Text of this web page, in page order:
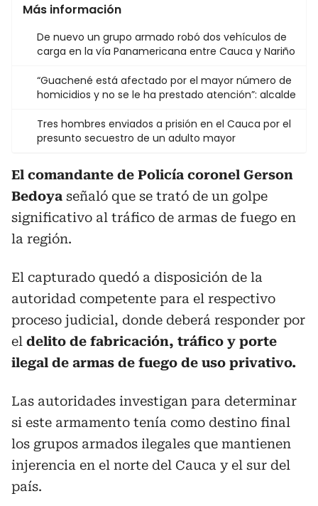
Más información
De nuevo un grupo armado robó dos vehículos de
carga en la vía Panamericana entre Cauca y Nariño
“Guachené está afectado por el mayor número de
homicidios y no se le ha prestado atención”: alcalde
Tres hombres enviados a prisión en el Cauca por el
presunto secuestro de un adulto mayor
El comandante de Policía coronel Gerson
Bedoya señaló que se trató de un golpe
significativo al tráfico de armas de fuego en
la región.
El capturado quedó a disposición de la
autoridad competente para el respectivo
proceso judicial, donde deberá responder por
el delito de fabricación, tráfico y porte
ilegal de armas de fuego de uso privativo.
Las autoridades investigan para determinar
si este armamento tenía como destino final
los grupos armados ilegales que mantienen
injerencia en el norte del Cauca y el sur del
país.